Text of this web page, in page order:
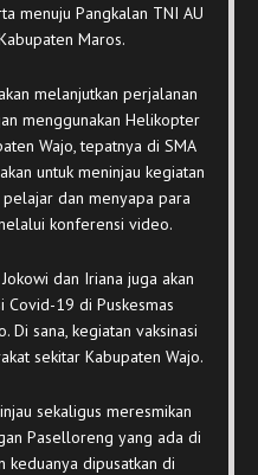
menuju Pangkalan TNI AU
Maros.
melanjutkan perjalanan
menggunakan Helikopter
Wajo, tepatnya di SMA
untuk meninjau kegiatan
dan menyapa para
konferensi video.
dan Iriana juga akan
Covid-19 di Puskesmas
Di sana, kegiatan vaksinasi
sekitar Kabupaten Wajo.
sekaligus meresmikan
Paselloreng yang ada di
keduanya dipusatkan di